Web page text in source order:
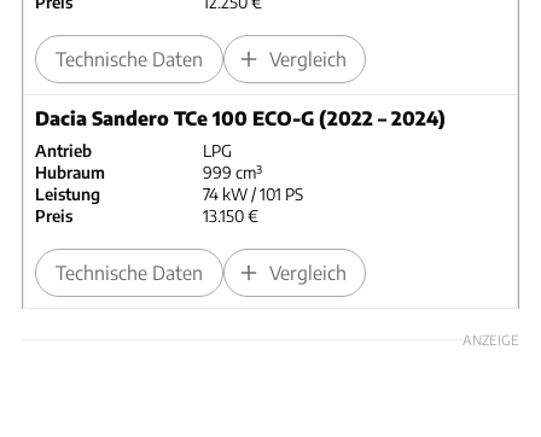
Technische Daten Vergleich
Dacia Sandero TCe 100 ECO-G (2022 – 2024)
Antrieb
LPG
Hubraum
999 cm³
Leistung
74 kW / 101 PS
Preis
13.150 €
Technische Daten Vergleich
ANZEIGE